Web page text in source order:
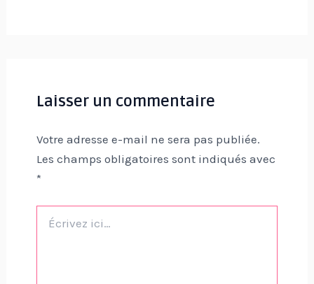
Laisser un commentaire
Votre adresse e-mail ne sera pas publiée.
Les champs obligatoires sont indiqués avec
*
ici…